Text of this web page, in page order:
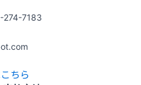
7183
ちら